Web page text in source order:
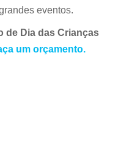
eventos.
de Dia das Crianças
um orçamento.